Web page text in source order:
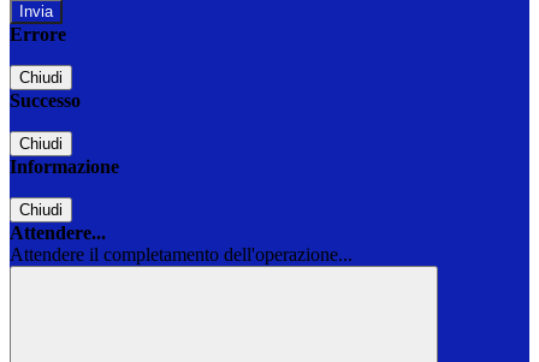
Errore
Chiudi
Successo
Chiudi
Informazione
Chiudi
Attendere...
Attendere il completamento dell'operazione...